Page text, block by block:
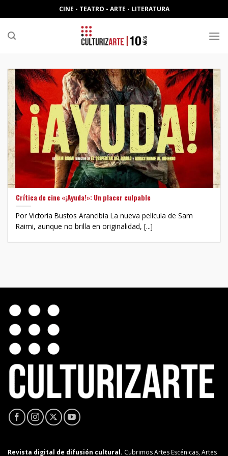
to
content
CINE - TEATRO - ARTE - LITERATURA
Crítica de cine «¡Ayuda!»: Un placer culpable
Por Victoria Bustos Arancibia La nueva película de Sam
Raimi, aunque no brilla en originalidad, [...]
Revista digital de difusión cultural. Cubrimos Artes Escénicas, Artes